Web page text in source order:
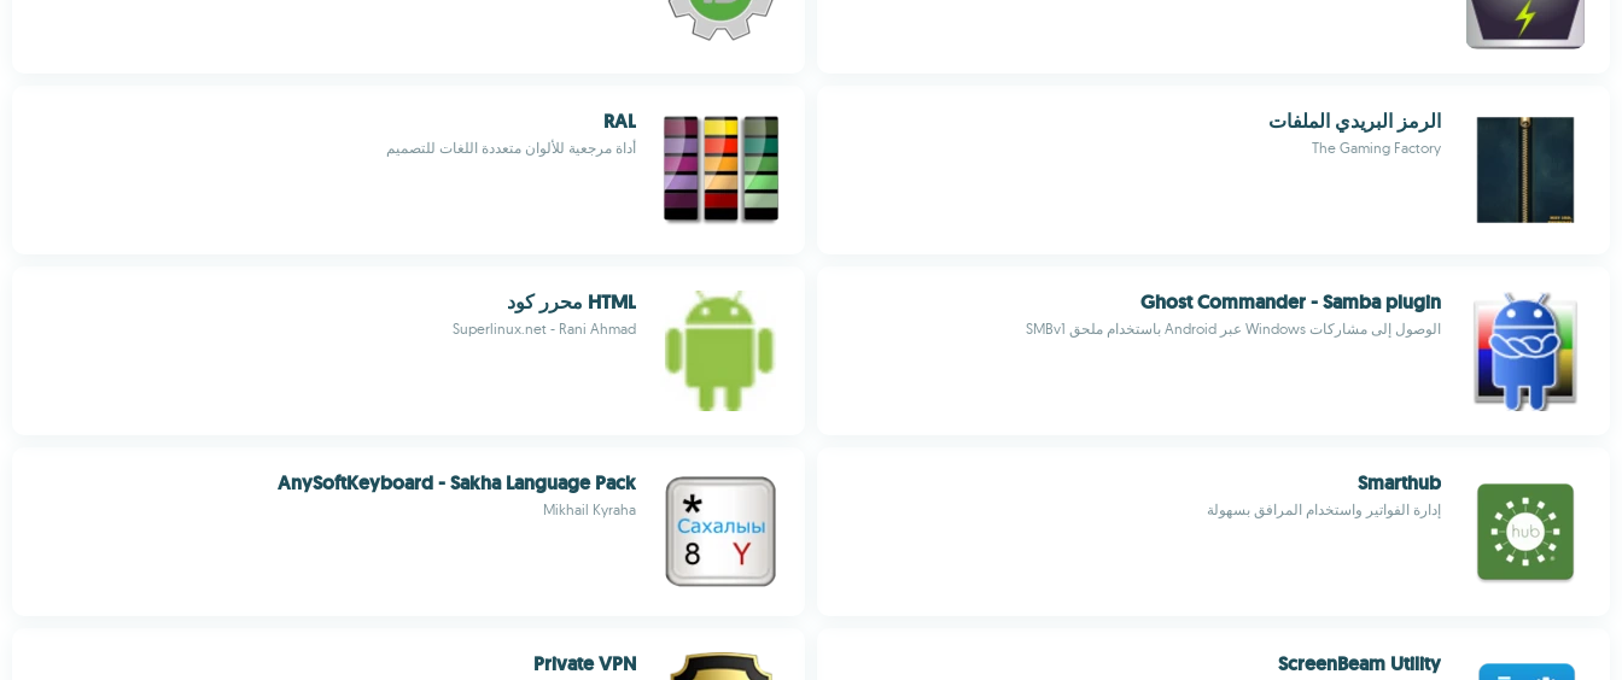
الرمز البريدي الملفات
The Gaming Factory
RAL
أداة مرجعية للألوان متعددة اللغات للتصميم
Ghost Commander - Samba plugin
الوصول إلى مشاركات Windows عبر Android باستخدام ملحق SMBv1
HTML محرر كود
Superlinux.net - Rani Ahmad
Smarthub
إدارة الفواتير واستخدام المرافق بسهولة
AnySoftKeyboard - Sakha Language Pack
Mikhail Kyraha
ScreenBeam Utility
Private VPN